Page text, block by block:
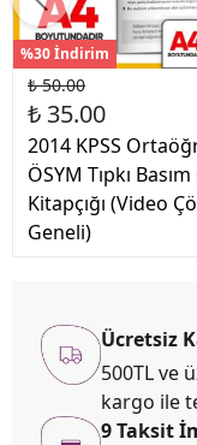
%30 İndirim
₺ 50.00
₺ 35.00
2014 KPSS
ÖSYM Tıpkı
Kitapçığı (Video
Geneli)
Ücretsiz
500TL ve
kargo ile
9 Taksit